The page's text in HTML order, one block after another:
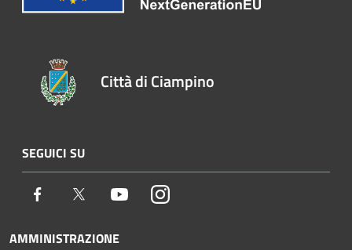
Città di Ciampino
SEGUICI SU
Facebook Twitter YoutubeInstagram
AMMINISTRAZIONE